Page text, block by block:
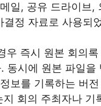
일, 공유 드라이브
정 자료로 사용되
우 즉시 원본 회의록
동시에 원본 파일
보를 기록하는 버
지 회의 주최자나 기